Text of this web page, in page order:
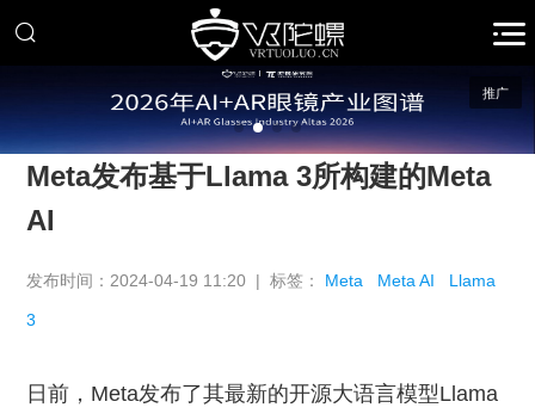
推广
Meta发布基于Llama 3所构建的Meta
AI
发布时间：2024-04-19 11:20 | 标签： Meta Meta AI Llama
3
日前，Meta发布了其最新的开源大语言模型Llama